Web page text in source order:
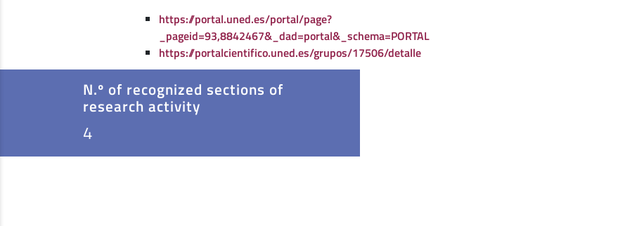
https://portal.uned.es/portal/page?
_pageid=93,8842467&_dad=portal&_schema=PORTAL
https://portalcientifico.uned.es/grupos/17506/detalle
N.º of recognized sections of
research activity
4